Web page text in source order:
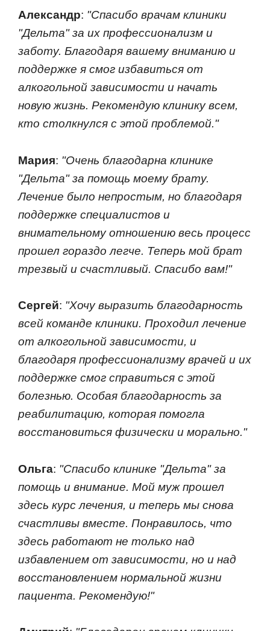
Александр: "Спасибо врачам клиники
"Дельта" за их профессионализм и
заботу. Благодаря вашему вниманию и
поддержке я смог избавиться от
алкогольной зависимости и начать
новую жизнь. Рекомендую клинику всем,
кто столкнулся с этой проблемой."
Мария: "Очень благодарна клинике
"Дельта" за помощь моему брату.
Лечение было непростым, но благодаря
поддержке специалистов и
внимательному отношению весь процесс
прошел гораздо легче. Теперь мой брат
трезвый и счастливый. Спасибо вам!"
Сергей: "Хочу выразить благодарность
всей команде клиники. Проходил лечение
от алкогольной зависимости, и
благодаря профессионализму врачей и их
поддержке смог справиться с этой
болезнью. Особая благодарность за
реабилитацию, которая помогла
восстановиться физически и морально."
Ольга: "Спасибо клинике "Дельта" за
помощь и внимание. Мой муж прошел
здесь курс лечения, и теперь мы снова
счастливы вместе. Понравилось, что
здесь работают не только над
избавлением от зависимости, но и над
восстановлением нормальной жизни
пациента. Рекомендую!"